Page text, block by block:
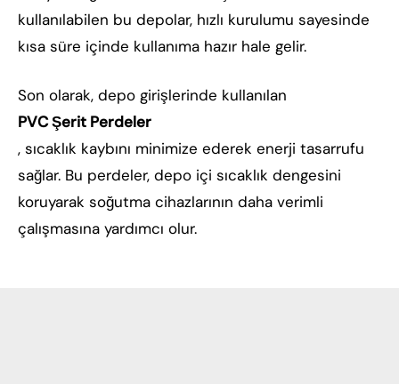
kullanılabilen bu depolar, hızlı kurulumu sayesinde
kısa süre içinde kullanıma hazır hale gelir.
Son olarak, depo girişlerinde kullanılan
PVC Şerit Perdeler
, sıcaklık kaybını minimize ederek enerji tasarrufu
sağlar. Bu perdeler, depo içi sıcaklık dengesini
koruyarak soğutma cihazlarının daha verimli
çalışmasına yardımcı olur.